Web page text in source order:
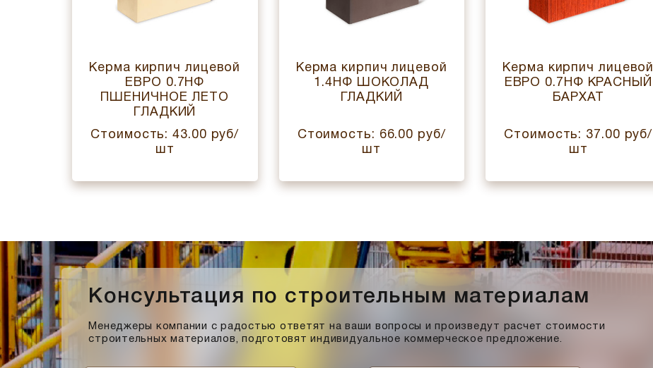
Керма кирпич лицевой
ЕВРО 0.7НФ
ПШЕНИЧНОЕ ЛЕТО
ГЛАДКИЙ
Стоимость: 43.00 руб/
шт
Керма кирпич лицевой
1.4НФ ШОКОЛАД
ГЛАДКИЙ
Стоимость: 66.00 руб/
шт
Керма кирпич лицевой
ЕВРО 0.7НФ КРАСНЫЙ
БАРХАТ
Стоимость: 37.00 руб/
шт
Консультация по строительным материалам
Менеджеры компании с радостью ответят на ваши вопросы и произведут расчет стоимости
строительных материалов, подготовят индивидуальное коммерческое предложение.